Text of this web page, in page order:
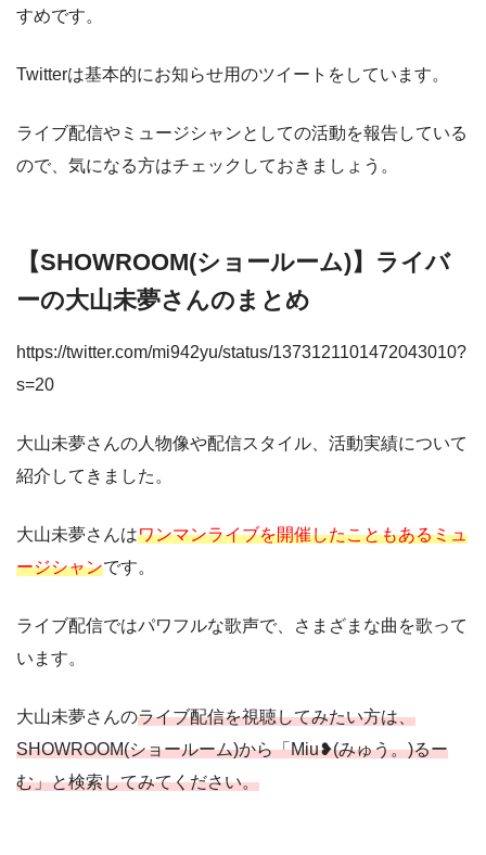
すめです。
Twitterは基本的にお知らせ用のツイートをしています。
ライブ配信やミュージシャンとしての活動を報告している
ので、気になる方はチェックしておきましょう。
【SHOWROOM(ショールーム)】ライバ
ーの大山未夢さんのまとめ
https://twitter.com/mi942yu/status/1373121101472043010?
s=20
大山未夢さんの人物像や配信スタイル、活動実績について
紹介してきました。
大山未夢さんはワンマンライブを開催したこともあるミュ
ージシャンです。
ライブ配信ではパワフルな歌声で、さまざまな曲を歌って
います。
大山未夢さんのライブ配信を視聴してみたい方は、
SHOWROOM(ショールーム)から「Miu❥(みゅう。)るー
む」と検索してみてください。